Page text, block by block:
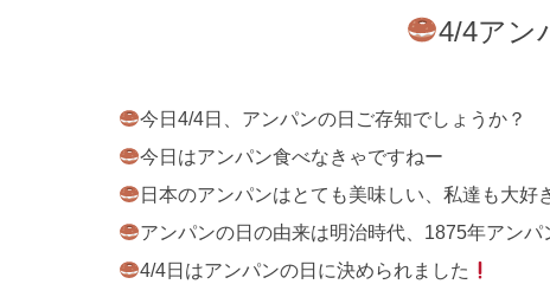
4/4アン
今日4/4日、アンパンの日ご存知でしょうか？
今日はアンパン食べなきゃですねー
日本のアンパンはとても美味しい、私達も大好
アンパンの日の由来は明治時代、1875年アンパ
4/4日はアンパンの日に決められました